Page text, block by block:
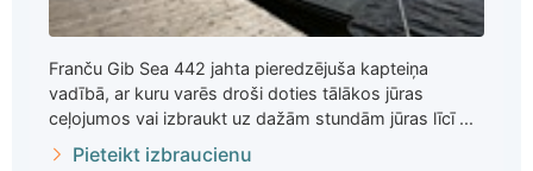
Franču Gib Sea 442 jahta pieredzējuša kapteiņa
vadībā, ar kuru varēs droši doties tālākos jūras
ceļojumos vai izbraukt uz dažām stundām jūras līcī ...
Pieteikt izbraucienu